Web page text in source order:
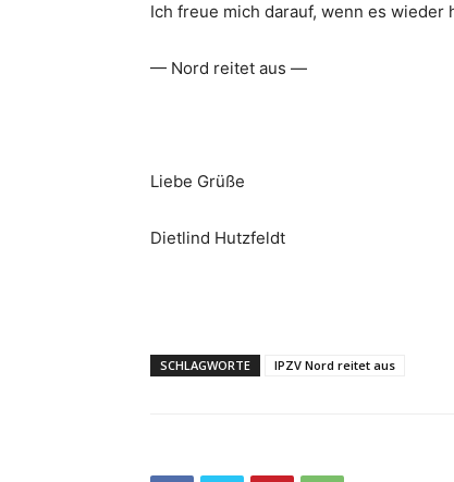
Ich freue mich darauf, wenn es wieder
— Nord reitet aus —
Liebe Grüße
Dietlind Hutzfeldt
SCHLAGWORTE IPZV Nord reitet aus